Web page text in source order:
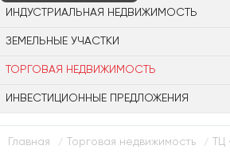
ИНДУСТРИАЛЬНАЯ НЕДВИЖИМОСТЬ
ЗЕМЕЛЬНЫЕ УЧАСТКИ
ТОРГОВАЯ НЕДВИЖИМОСТЬ
ИНВЕСТИЦИОННЫЕ ПРЕДЛОЖЕНИЯ
Главная / Торговая недвижимость /